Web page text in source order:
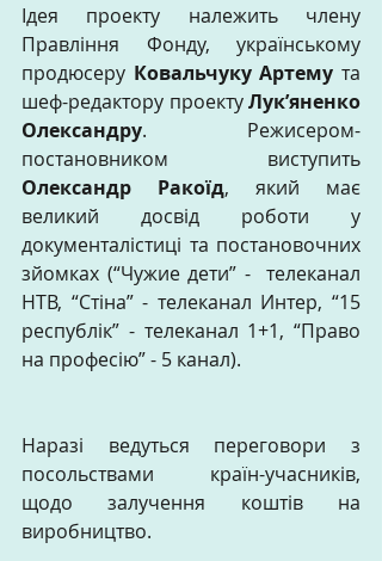
Ідея проекту належить члену
Правління Фонду, українському
продюсеру Ковальчуку Артему та
шеф-редактору проекту Лук’яненко
Олександру. Режисером-
Олександр Ракоїд, який має
великий досвід роботи у
документалістиці та постановочних
зйомках (“Чужие дети” -  телеканал
НТВ, “Стіна” - телеканал Интер, “15
республік” - телеканал 1+1, “Право
на професію” - 5 канал).
Наразі ведуться переговори з
посольствами країн-учасників,
щодо залучення коштів на
виробництво.